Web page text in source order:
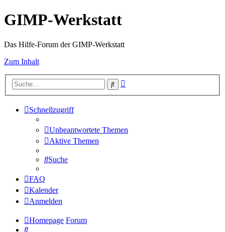
GIMP-Werkstatt
Das Hilfe-Forum der GIMP-Werkstatt
Zum Inhalt
Suche
Schnellzugriff
Unbeantwortete Themen
Aktive Themen
Suche
FAQ
Kalender
Anmelden
Homepage Forum
Suche